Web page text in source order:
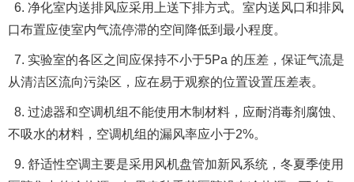
6. 净化室内送排风应采用上送下排方式。室内送风口和排风
口布置应使室内气流停滞的空间降低到最小程度。
7. 实验室的各区之间应保持不小于5Pa 的压差，保证气流是
从清洁区流向污染区，应在易于观察的位置设置压差表。
8. 过滤器和空调机组不能使用木制材料，应耐消毒剂腐蚀、
不吸水的材料，空调机组的漏风率应小于2%。
9. 舒适性空调主要是采用风机盘管加新风系统，冬夏季使用